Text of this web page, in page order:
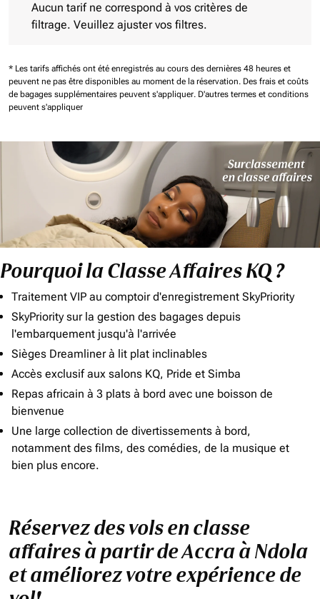
Aucun tarif ne correspond à vos critères de
filtrage. Veuillez ajuster vos filtres.
* Les tarifs affichés ont été enregistrés au cours des dernières 48 heures et
peuvent ne pas être disponibles au moment de la réservation. Des frais et coûts
de bagages supplémentaires peuvent s'appliquer. D'autres termes et conditions
peuvent s'appliquer
Pourquoi la Classe Affaires KQ ?
Traitement VIP au comptoir d'enregistrement SkyPriority
SkyPriority sur la gestion des bagages depuis
l'embarquement jusqu'à l'arrivée
Sièges Dreamliner à lit plat inclinables
Accès exclusif aux salons KQ, Pride et Simba
Repas africain à 3 plats à bord avec une boisson de
bienvenue
Une large collection de divertissements à bord,
notamment des films, des comédies, de la musique et
bien plus encore.
Réservez des vols en classe
affaires à partir de Accra à Ndola
et améliorez votre expérience de